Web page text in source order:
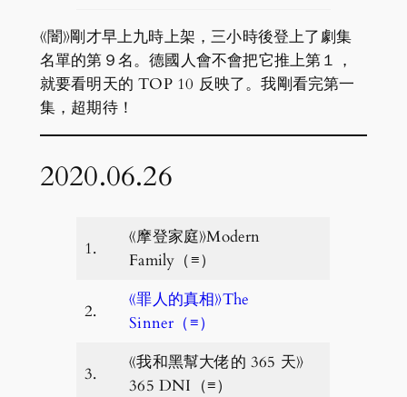
《闇》剛才早上九時上架，三小時後登上了劇集
名單的第９名。德國人會不會把它推上第１，
就要看明天的 TOP 10 反映了。我剛看完第一
集，超期待！
2020.06.26
1.
《摩登家庭》Modern
Family（≡）
2.
《罪人的真相》The
Sinner（≡）
3.
《我和黑幫大佬的 365 天》
365 DNI（≡）